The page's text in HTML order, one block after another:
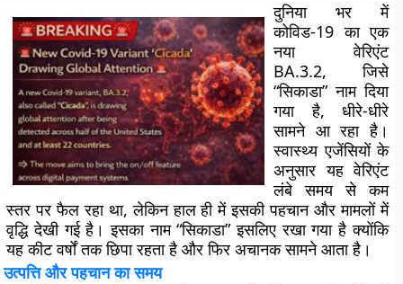
दुनिया भर में
कोविड-19 का एक
नया वेरिएंट
BA.3.2, जिसे
“सिकाडा” नाम दिया
गया है, धीरे-धीरे
सामने आ रहा है।
स्वास्थ्य एजेंसियों के
अनुसार यह वेरिएंट
लंबे समय से कम
स्तर पर फैल रहा था, लेकिन हाल ही में इसकी पहचान और मामलों में
वृद्धि देखी गई है। इसका नाम “सिकाडा” इसलिए रखा गया है क्योंकि
यह कीट वर्षों तक छिपा रहता है और फिर अचानक सामने आता है।
उत्पत्ति और पहचान का समय